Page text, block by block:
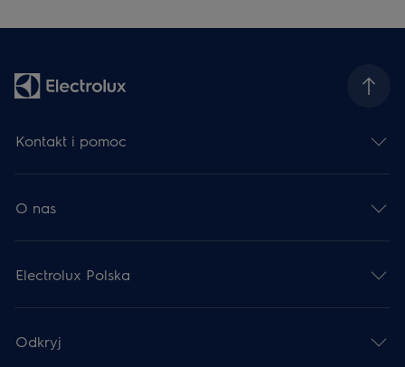
Kontakt i pomoc
O nas
Electrolux Polska
Odkryj